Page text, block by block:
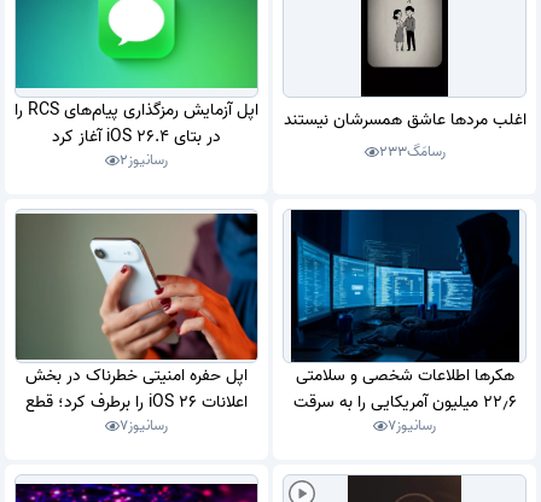
اغلب مردها عاشق همسرشان نیستند
رسامَگ233
اپل آزمایش رمزگذاری پیام‌های RCS را
در بتای iOS 26.4 آغاز کرد
رسانیوز2
هکرها اطلاعات شخصی و سلامتی
22٫6 میلیون آمریکایی را به سرقت
بردند
رسانیوز7
اپل حفره امنیتی خطرناک در بخش
اعلانات iOS 26 را برطرف کرد؛ قطع
دسترسی به پیام‌های پاک‌شده
رسانیوز7